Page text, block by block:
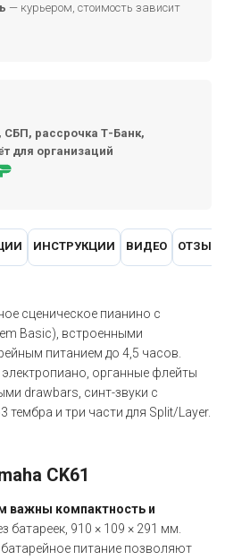
— курьером, стоимость зависит
рассрочка Т-Банк,
для организаций
ИНСТРУКЦИИ ВИДЕО
сценическое пианино с
Basic), встроенными
питанием до 4,5 часов.
органные флейты
drawbars, синт-звуки с
и три части для Split/Layer.
CK61
важны компактность и
батареек, 910 × 109 × 291 мм.
питание позволяют